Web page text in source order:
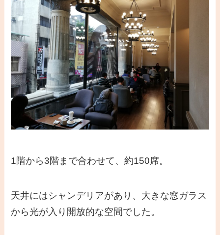
1階から3階まで合わせて、約150席。
天井にはシャンデリアがあり、大きな窓ガラス
から光が入り開放的な空間でした。